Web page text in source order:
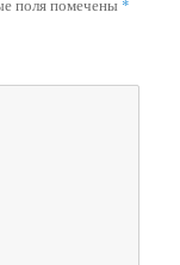
поля помечены *